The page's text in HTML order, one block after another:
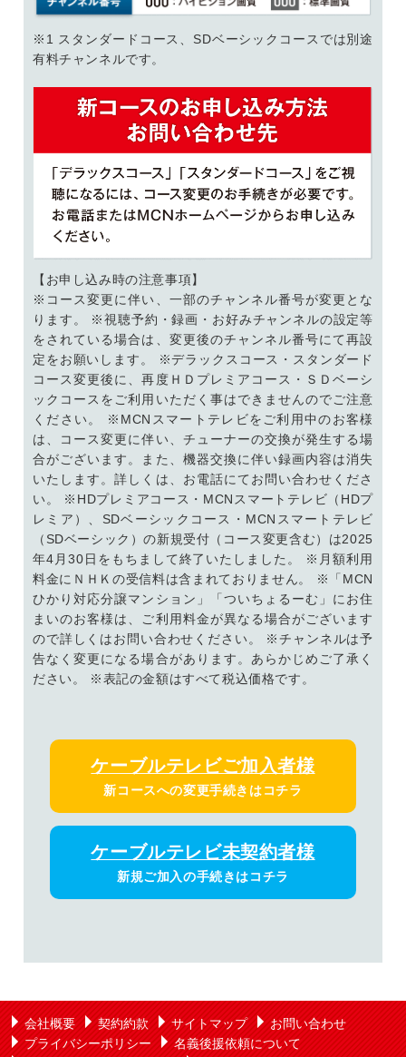
※1 スタンダードコース、SDベーシックコースでは別途
有料チャンネルです。
【お申し込み時の注意事項】
※コース変更に伴い、一部のチャンネル番号が変更とな
ります。 ※視聴予約・録画・お好みチャンネルの設定等
をされている場合は、変更後のチャンネル番号にて再設
定をお願いします。 ※デラックスコース・スタンダード
コース変更後に、再度ＨＤプレミアコース・ＳＤベーシ
ックコースをご利用いただく事はできませんのでご注意
ください。 ※MCNスマートテレビをご利用中のお客様
は、コース変更に伴い、チューナーの交換が発生する場
合がございます。また、機器交換に伴い録画内容は消失
いたします。詳しくは、お電話にてお問い合わせくださ
い。 ※HDプレミアコース・MCNスマートテレビ（HDプ
レミア）、SDベーシックコース・MCNスマートテレビ
（SDベーシック）の新規受付（コース変更含む）は2025
年4月30日をもちまして終了いたしました。 ※月額利用
料金にＮＨＫの受信料は含まれておりません。 ※「MCN
ひかり対応分譲マンション」「ついちょるーむ」にお住
まいのお客様は、ご利用料金が異なる場合がございます
ので詳しくはお問い合わせください。 ※チャンネルは予
告なく変更になる場合があります。あらかじめご了承く
ださい。 ※表記の金額はすべて税込価格です。
ケーブルテレビご加入者様
新コースへの変更手続きはコチラ
ケーブルテレビ未契約者様
新規ご加入の手続きはコチラ
会社概要 契約約款 サイトマップ
お問い合わせ
プライバシーポリシー
名義後援依頼について